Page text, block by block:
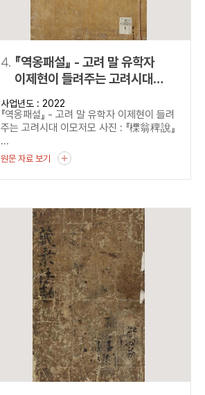
4. 『역옹패설』 - 고려 말 유학자
이제현이 들려주는 고려시대
이모저모
사업년도 : 2022
『역옹패설』 - 고려 말 유학자 이제현이 들려
주는 고려시대 이모저모 사진 : 『櫟翁稗說』
...
원문 자료 보기